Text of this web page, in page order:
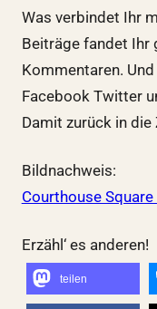
Was verbindet Ihr
Beiträge fandet Ihr
Kommentaren.
Facebook Twitter
Damit zurück in die
Bildnachweis:
Courthouse
Erzähl‘ es anderen!
teilen